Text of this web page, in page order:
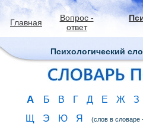
Главная
Вопрос -
ответ
Психологический
А Б В Г Д Е Ж З
Щ
Э Ю Я (слов в словаре